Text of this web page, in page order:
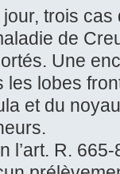
jour, trois
de
Une
les lobes
et du
l’art. R.